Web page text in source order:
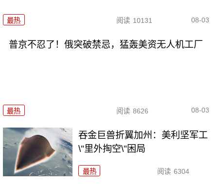
最热 阅读 10131 08-03
普京不忍了！俄突破禁忌，猛轰美资无人机工厂
最热 阅读 8626 08-03
吞金巨兽折翼加州：美利坚军工
\"里外掏空\"困局
最热 阅读 6304